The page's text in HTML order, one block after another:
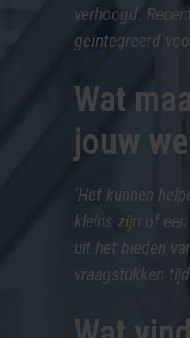
verhoogd.
geïntegreerd
Wat
jouw
‘Het kunnen
kleins zijn of
uit het bieden
vraagstukken